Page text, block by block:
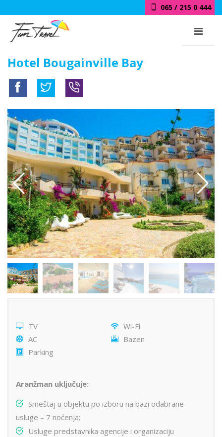
065 / 215 0 444
Hotel Bougainville Bay
TV
Wi-Fi
AC
Bazen
Parking
Aranžman uključuje:
Smeštaj u objektu po izboru na bazi odabrane
usluge – 7 noćenja;
Usluge predstavnika agencije i organizaciju